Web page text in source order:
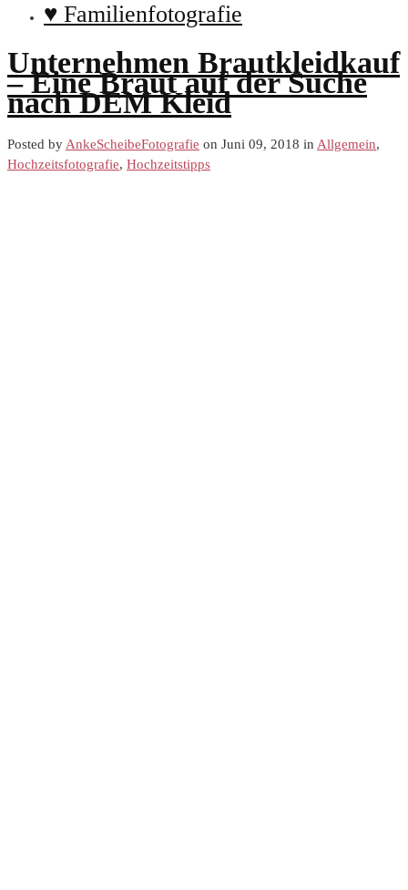
♥ Familienfotografie
Unternehmen Brautkleidkauf
– Eine Braut auf der Suche
nach DEM Kleid
Posted by AnkeScheibeFotografie on Juni 09, 2018 in Allgemein,
Hochzeitsfotografie, Hochzeitstipps